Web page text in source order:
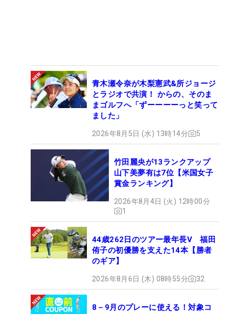
青木瀬令奈が木梨憲武&所ジョージ
とラジオで共演！ からの、そのま
まゴルフへ「ずーーーーっと笑って
ました」
2026年8月5日 (水) 13時14分 5
竹田麗央が13ランクアップ
山下美夢有は7位【米国女子
賞金ランキング】
2026年8月4日 (火) 12時00分
1
44歳262日のツアー最年長V 福田
侑子の初優勝を支えた14本【勝者
のギア】
2026年8月6日 (木) 08時55分 32
8－9月のプレーに使える！対象コ